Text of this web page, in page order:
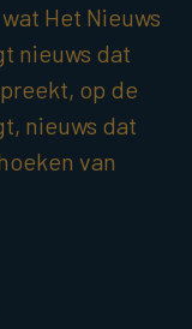
Het Nieuws
nieuws dat
op de
nieuws dat
van